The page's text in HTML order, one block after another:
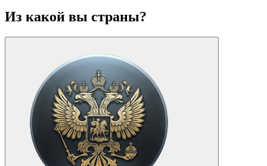
Из какой вы страны?